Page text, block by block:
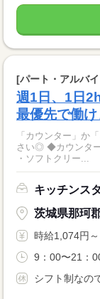
[パート・アルバ
週1日、1日
最優先で働け
「カウンター」か
さい◎ ◆カウンタースタッフ ・レジでの接客、注文 ・ドリンク作り
・ソフトクリー...
キッチンス
茨城県那珂
時給1,074円～
9：00〜21：
シフト制なの